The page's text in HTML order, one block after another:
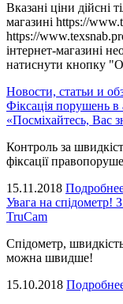
Вказані ціни дійсні
магазині https://
https://
інтернет-магазині
натиснути кнопку
Новости, статьи и
Фіксація порушень
«Посміхайтесь, Вас
Контроль за
фіксації
15.11.2018
Увага на спідометр!
TruCam
Спідометр,
можна швидше!
15.10.2018